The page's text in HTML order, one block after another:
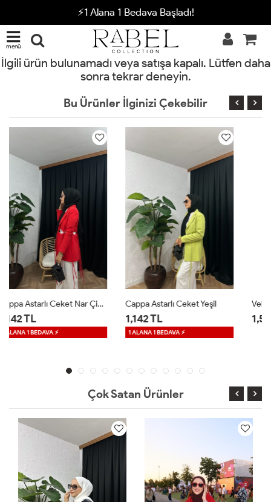
⚡1 Alana 1 Bedava Başladı!
menü
İlgili ürün bulunamadı veya satışa kapalı. Lütfen daha
sonra tekrar deneyin.
Bu Ürünler İlginizi Çekebilir
Cappa Astarlı Ceket Yeşil
1,142 TL
1 ALANA 1 BEDAVA ⚡
Velle Düğmeli Ceket Beyaz
1,599 TL
Çok Satan Ürünler